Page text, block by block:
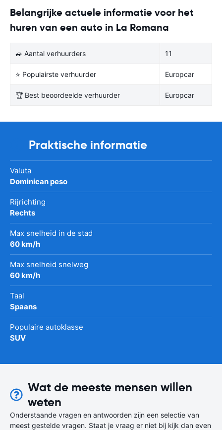
Belangrijke actuele informatie voor het
huren van een auto in La Romana
🚙 Aantal verhuurders 11
⭐ Populairste verhuurder Europcar
🏆 Best beoordeelde verhuurder Europcar
Praktische informatie
Valuta
Dominican peso
Rijrichting
Rechts
Max snelheid in de stad
60 km/h
Max snelheid snelweg
60 km/h
Taal
Spaans
Populaire autoklasse
SUV
Wat de meeste mensen willen
weten
Onderstaande vragen en antwoorden zijn een selectie van
meest gestelde vragen. Staat je vraag er niet bij kijk dan even